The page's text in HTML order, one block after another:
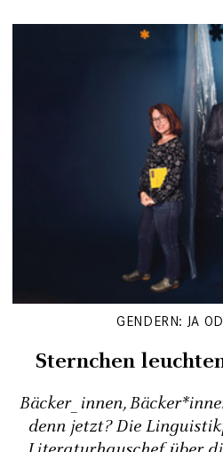
GENDERN: JA
Sternchen
Bäcker_innen,
denn jetzt? Die